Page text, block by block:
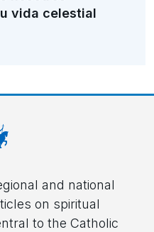
vida celestial
and national
on spiritual
to the Catholic